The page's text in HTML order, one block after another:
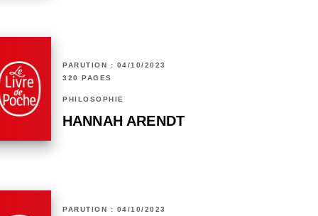
PARUTION : 04/10/2023
320 PAGES
PHILOSOPHIE
HANNAH ARENDT
PARUTION : 04/10/2023